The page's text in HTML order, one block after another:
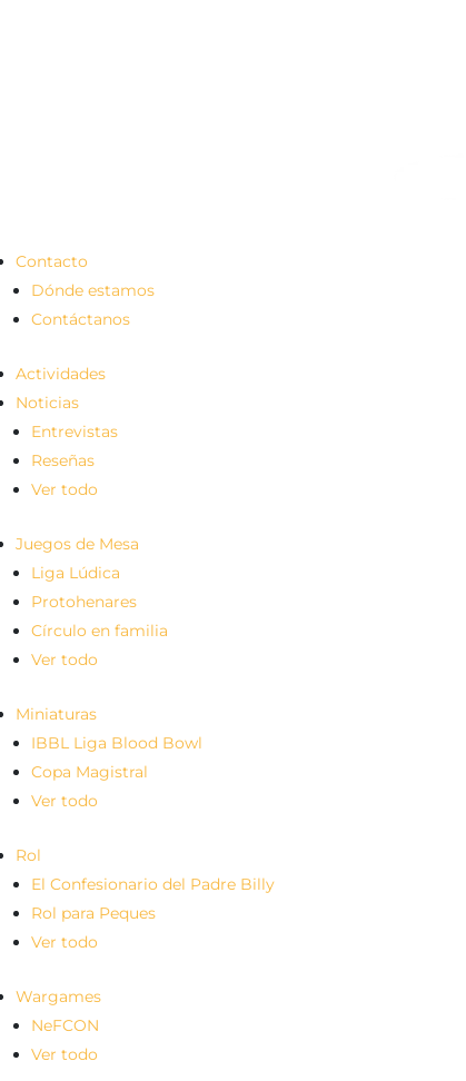
Contacto
Dónde estamos
Contáctanos
Actividades
Noticias
Entrevistas
Reseñas
Ver todo
Juegos de Mesa
Liga Lúdica
Protohenares
Círculo en familia
Ver todo
Miniaturas
IBBL Liga Blood Bowl
Copa Magistral
Ver todo
Rol
El Confesionario del Padre Billy
Rol para Peques
Ver todo
Wargames
NeFCON
Ver todo